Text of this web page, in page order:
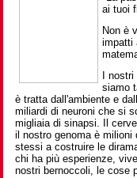
ai tuoi
Non è
impatti
I
siamo
è tratta dall'ambiente e
miliardi di neuroni che si
migliaia di sinapsi. Il
il nostro genoma è
stessi a costruire le
chi ha più esperienze,
nostri bernoccoli, le cose